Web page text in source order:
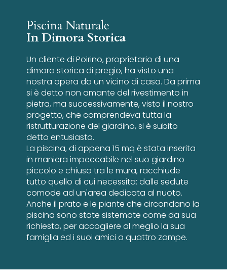
Piscina Naturale
In Dimora Storica
Un cliente di Poirino, proprietario di una
dimora storica di pregio, ha visto una
nostra opera da un vicino di casa. Da prima
si è detto non amante del rivestimento in
pietra, ma successivamente, visto il nostro
progetto, che comprendeva tutta la
ristrutturazione del giardino, si è subito
detto entusiasta.
La piscina, di appena 15 mq è stata inserita
in maniera impeccabile nel suo giardino
piccolo e chiuso tra le mura, racchiude
tutto quello di cui necessita: dalle sedute
comode ad un'area dedicata al nuoto.
Anche il prato e le piante che circondano la
piscina sono state sistemate come da sua
richiesta, per accogliere al meglio la sua
famiglia ed i suoi amici a quattro zampe.